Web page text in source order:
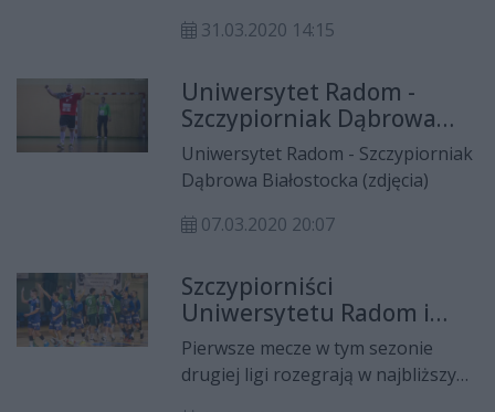
rozgrywkach pierwszej ligi. - Na
przyszłym sezonie - mówi Tomasz
Iskra, prezes radomskiego klubu.
31.03.2020 14:15
Uniwersytet Radom -
Szczypiorniak Dąbrowa
Białostocka (zdjęcia)
Uniwersytet Radom - Szczypiorniak
Dąbrowa Białostocka (zdjęcia)
07.03.2020 20:07
Szczypiorniści
Uniwersytetu Radom i
Enei Orląt Zwoleń
wkraczają do gry
Pierwsze mecze w tym sezonie
drugiej ligi rozegrają w najbliższy